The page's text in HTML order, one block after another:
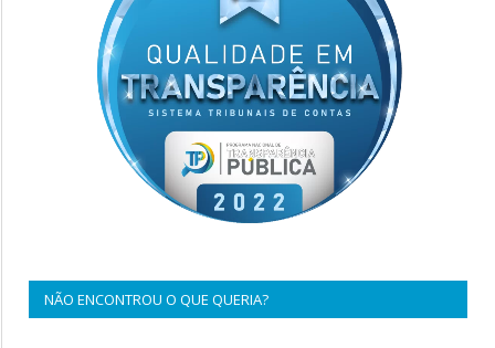
NÃO ENCONTROU O QUE QUERIA?